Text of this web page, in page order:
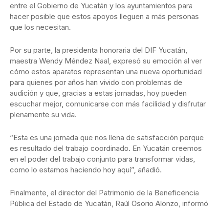
entre el Gobierno de Yucatán y los ayuntamientos para
hacer posible que estos apoyos lleguen a más personas
que los necesitan.
Por su parte, la presidenta honoraria del DIF Yucatán,
maestra Wendy Méndez Naal, expresó su emoción al ver
cómo estos aparatos representan una nueva oportunidad
para quienes por años han vivido con problemas de
audición y que, gracias a estas jornadas, hoy pueden
escuchar mejor, comunicarse con más facilidad y disfrutar
plenamente su vida.
“Esta es una jornada que nos llena de satisfacción porque
es resultado del trabajo coordinado. En Yucatán creemos
en el poder del trabajo conjunto para transformar vidas,
como lo estamos haciendo hoy aquí”, añadió.
Finalmente, el director del Patrimonio de la Beneficencia
Pública del Estado de Yucatán, Raúl Osorio Alonzo, informó